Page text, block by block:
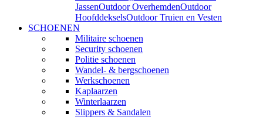
JassenOutdoor OverhemdenOutdoor
HoofddekselsOutdoor Truien en Vesten
SCHOENEN
Militaire schoenen
Security schoenen
Politie schoenen
Wandel- & bergschoenen
Werkschoenen
Kaplaarzen
Winterlaarzen
Slippers & Sandalen